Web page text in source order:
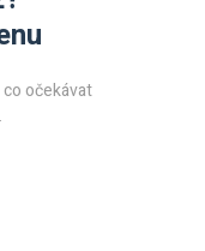
očekávat